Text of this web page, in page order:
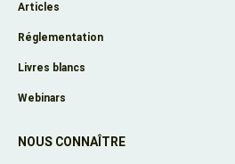
Articles
Réglementation
Livres blancs
Webinars
NOUS CONNAÎTRE